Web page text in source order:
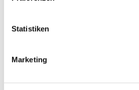
Statistiken
Marketing
Inkl. MwSt. zzgl.